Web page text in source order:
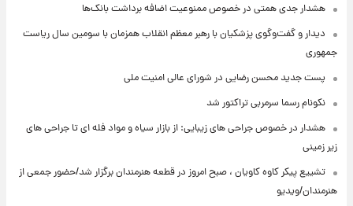
هشدار جدی همتی در خصوص ممنوعیت اضافه ‌برداشت بانک‌ها
دیدار و گفت‌وگوی پزشکیان با رهبر معظم انقلاب همزمان با سومین سال ریاست
جمهوری
پست جدید محسن رضایی در شورای عالی امنیت ملی
نکونام رسما سرمربی تراکتور شد
هشدار در خصوص جراحی های زیبایی: از بازار سیاه و مواد فله ای تا جراحی های
زیر زمینی
تشییع پیکر کاوه کاویان ، صبح امروز در قطعه هنرمندان برگزار شد/حضور جمعی از
هنرمندان/ویدیو